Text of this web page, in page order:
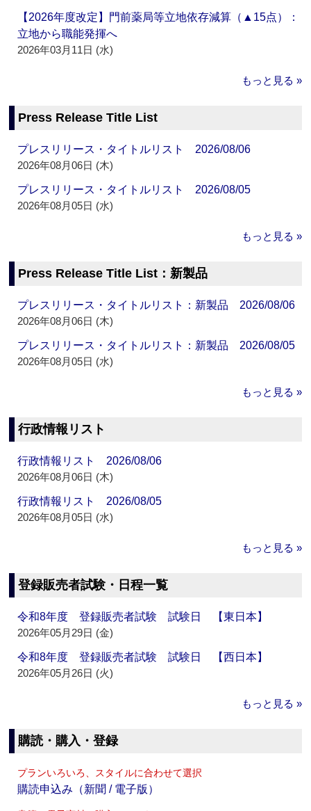
【2026年度改定】門前薬局等立地依存減算（▲15点）：
立地から職能発揮へ
2026年03月11日 (水)
もっと見る »
Press Release Title List
プレスリリース・タイトルリスト 2026/08/06
2026年08月06日 (木)
プレスリリース・タイトルリスト 2026/08/05
2026年08月05日 (水)
もっと見る »
Press Release Title List：新製品
プレスリリース・タイトルリスト：新製品 2026/08/06
2026年08月06日 (木)
プレスリリース・タイトルリスト：新製品 2026/08/05
2026年08月05日 (水)
もっと見る »
行政情報リスト
行政情報リスト 2026/08/06
2026年08月06日 (木)
行政情報リスト 2026/08/05
2026年08月05日 (水)
もっと見る »
登録販売者試験・日程一覧
令和8年度 登録販売者試験 試験日 【東日本】
2026年05月29日 (金)
令和8年度 登録販売者試験 試験日 【西日本】
2026年05月26日 (火)
もっと見る »
購読・購入・登録
プランいろいろ、スタイルに合わせて選択
購読申込み（新聞 / 電子版）